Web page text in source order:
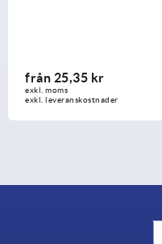
från 25,35 kr
exkl. moms
exkl. leveranskostnader